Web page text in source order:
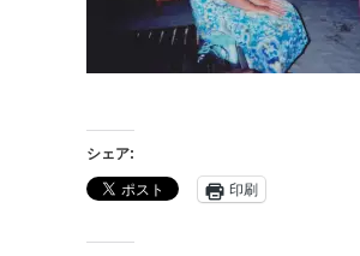
シェア:
印刷